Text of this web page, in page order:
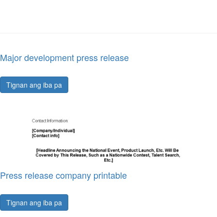
Major development press release
Tignan ang iba pa
Press release company printable
Tignan ang iba pa